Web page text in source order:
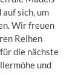
sich, um
Wir freuen
Reihen
die nächste
und